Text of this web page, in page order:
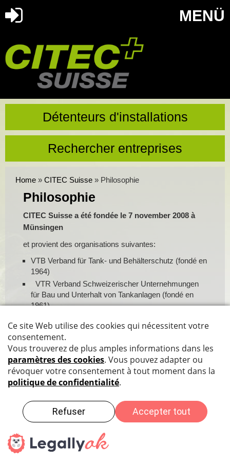
MENÜ
Détenteurs d'installations
Rechercher entreprises
Home » CITEC Suisse » Philosophie
Philosophie
CITEC Suisse a été fondée le 7 november 2008 à
Münsingen
et provient des organisations suivantes:
VTB Verband für Tank- und Behälterschutz (fondé en
1964)
VTR Verband Schweizerischer Unternehmungen
für Bau und Unterhalt von Tankanlagen (fondé en
1961)
en 1985)
VQSG Verband für Qualitätssicherung im
Gewässerschutz (fondé en 1992)
URCIT Union romande des entreprises d’installation
et de révision de stockages d’hydrocarbures (1968)
Protection des données| Impressum Sitemap